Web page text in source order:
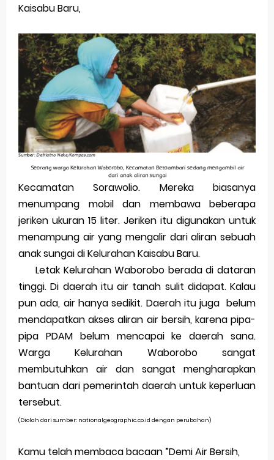
Kelas 4
Soal dan Jawaban PLBJ Kelas 1 (Keamanan
Pengguna Jalan Raya)
Soal dan Jawaban Matematika (ESPS) Kelas 4
Halaman 146
Belajar Dari Rumah Kelas 1 (Selasa, 25 Mei 2021)
Jawaban BUPENA 4D Kelas 4 Halaman 140
Jawaban BUPENA 4D Kelas 4 Halaman 110
Jawaban ESPS (Matematika) Kelas 4 Halaman 171
Jawaban ESPS (Matematika) Kelas 4 Halaman 169
Belajar Dari Rumah Kelas 4 (Selasa, 25 Mei 2021)
Ulangan Harian PKn Kelas 7 Semester 2
Kunci Jawaban IPS Halaman 4 Kelas 8 Semester 1
Jum'at, 7 Agustus
Kaisabu Baru,
Kecamatan Sorawolio. Mereka biasanya
menumpang mobil dan membawa beberapa
jeriken ukuran 15 liter. Jeriken itu digunakan untuk
menampung air yang mengalir dari aliran sebuah
anak sungai di Kelurahan Kaisabu Baru.
Letak Kelurahan Waborobo berada di dataran
tinggi. Di daerah itu air tanah sulit didapat. Kalau
pun ada, air hanya sedikit. Daerah itu juga belum
mendapatkan akses aliran air bersih, karena pipa-
pipa PDAM belum mencapai ke daerah sana.
Warga Kelurahan Waborobo sangat
membutuhkan air dan sangat mengharapkan
bantuan dari pemerintah daerah untuk keperluan
tersebut.
(Diolah dari sumber: nationalgeographic.co.id dengan perubahan)
Kamu telah membaca bacaan ”Demi Air Bersih,